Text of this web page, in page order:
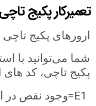
تعمیرکار پکیج تاچی در 45 متری
ارورهای پکیج
شما می‌‌توانید با
پکیج تاچی، کد های
=E1وجود نقص در